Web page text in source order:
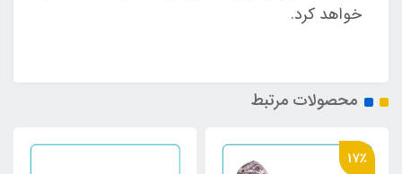
خواهد کرد.
محصولات مرتبط
17٪